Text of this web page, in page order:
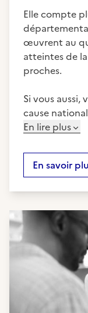
Elle compte
œuvrent au
atteintes de
proches.
Si vous
cause
En lire plus
En savoir